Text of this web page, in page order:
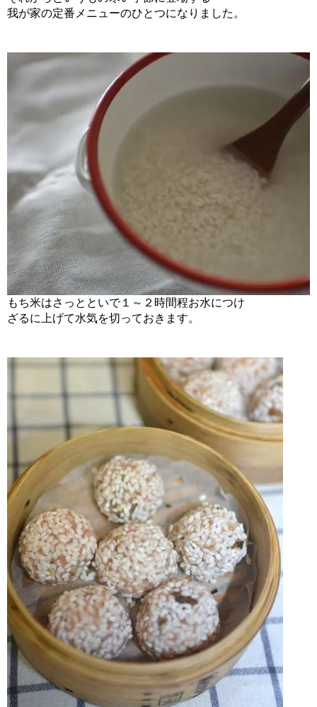
我が家の定番メニューのひとつになりました。
もち米はさっとといで１～２時間程お水につけ
ざるに上げて水気を切っておきます。